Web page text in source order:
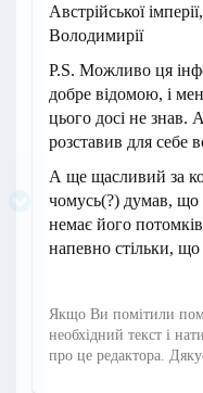
Австрійської
Володимирії
P.S. Можливо ця
добре відомою, і
цього досі не знав.
розставив для себе
А ще щасливий за
чомусь(?) думав, що
немає його
напевно стільки, що
Якщо Ви помітили
необхідний текст і
про це редактора.